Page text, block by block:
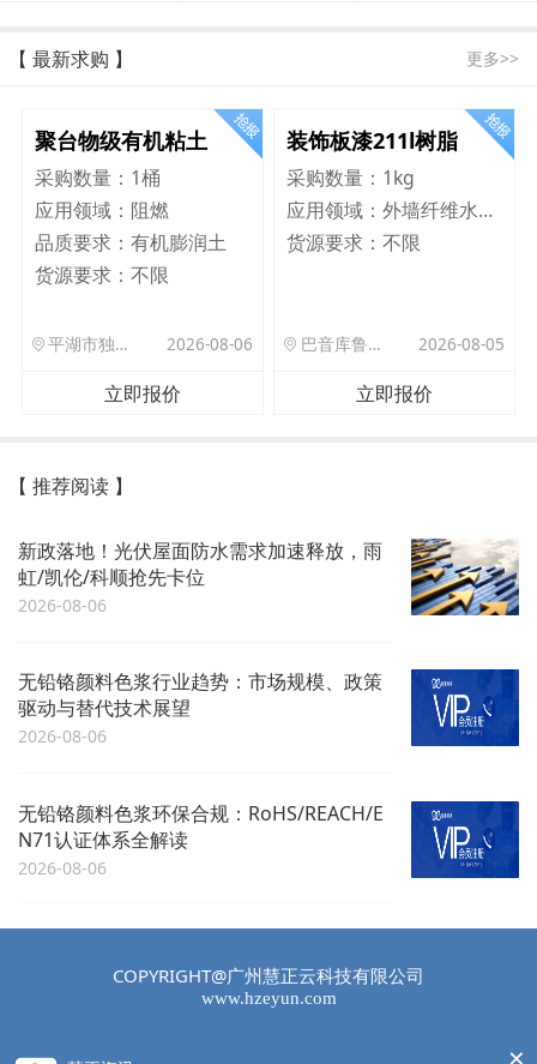
【 最新求购 】 更多>>
聚台物级有机粘土
采购数量： 1桶
应用领域： 阻燃
品质要求： 有机膨润土
货源要求： 不限
平湖市独山港镇集港路 589 号 2026-08-06
立即报价
装饰板漆211l树脂
采购数量： 1kg
应用领域：
外墙纤维水泥板
货源要求：不限
巴音库鲁提镇,托帕口岸六号库房 2026-08-05
立即报价
【 推荐阅读 】
新政落地！光伏屋面防水需求加速释放，雨
虹/凯伦/科顺抢先卡位
2026-08-06
无铅铬颜料色浆行业趋势：市场规模、政策
驱动与替代技术展望
2026-08-06
无铅铬颜料色浆环保合规：RoHS/REACH/E
N71认证体系全解读
2026-08-06
COPYRIGHT@广州慧正云科技有限公司
www.hzeyun.com